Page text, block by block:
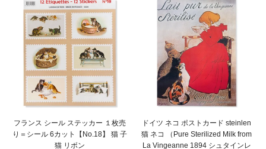
フランス シール ステッカー １枚売
り＝シール 6カット【No.18】 猫 子
猫 リボン
ドイツ ネコ ポストカード steinlen
猫 ネコ （Pure Sterilized Milk from
La Vingeanne 1894 シュタインレ